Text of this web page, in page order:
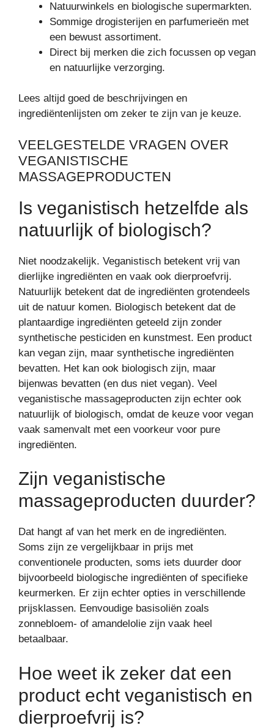
Natuurwinkels en biologische supermarkten.
Sommige drogisterijen en parfumerieën met
een bewust assortiment.
Direct bij merken die zich focussen op vegan
en natuurlijke verzorging.
Lees altijd goed de beschrijvingen en
ingrediëntenlijsten om zeker te zijn van je keuze.
VEELGESTELDE VRAGEN OVER
VEGANISTISCHE
MASSAGEPRODUCTEN
Is veganistisch hetzelfde als
natuurlijk of biologisch?
Niet noodzakelijk. Veganistisch betekent vrij van
dierlijke ingrediënten en vaak ook dierproefvrij.
Natuurlijk betekent dat de ingrediënten grotendeels
uit de natuur komen. Biologisch betekent dat de
plantaardige ingrediënten geteeld zijn zonder
synthetische pesticiden en kunstmest. Een product
kan vegan zijn, maar synthetische ingrediënten
bevatten. Het kan ook biologisch zijn, maar
bijenwas bevatten (en dus niet vegan). Veel
veganistische massageproducten zijn echter ook
natuurlijk of biologisch, omdat de keuze voor vegan
vaak samenvalt met een voorkeur voor pure
ingrediënten.
Zijn veganistische
massageproducten duurder?
Dat hangt af van het merk en de ingrediënten.
Soms zijn ze vergelijkbaar in prijs met
conventionele producten, soms iets duurder door
bijvoorbeeld biologische ingrediënten of specifieke
keurmerken. Er zijn echter opties in verschillende
prijsklassen. Eenvoudige basisoliën zoals
zonnebloem- of amandelolie zijn vaak heel
betaalbaar.
Hoe weet ik zeker dat een
product echt veganistisch en
dierproefvrij is?